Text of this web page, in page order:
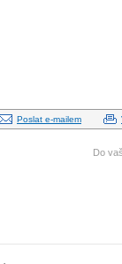
Poslat e-mailem
Do